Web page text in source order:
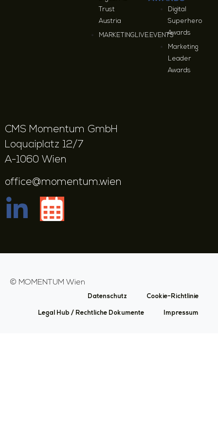
CMS Momentum GmbH
Loquaiplatz 12/7
A-1060 Wien
office@momentum.wien
Trust
Austria
MARKETINGLIVE.EVENTS
Digital
Superhero
Awards
Marketing
Leader
Awards
© MOMENTUM Wien
Datenschutz Cookie-Richtlinie
Legal Hub / Rechtliche Dokumente Impressum